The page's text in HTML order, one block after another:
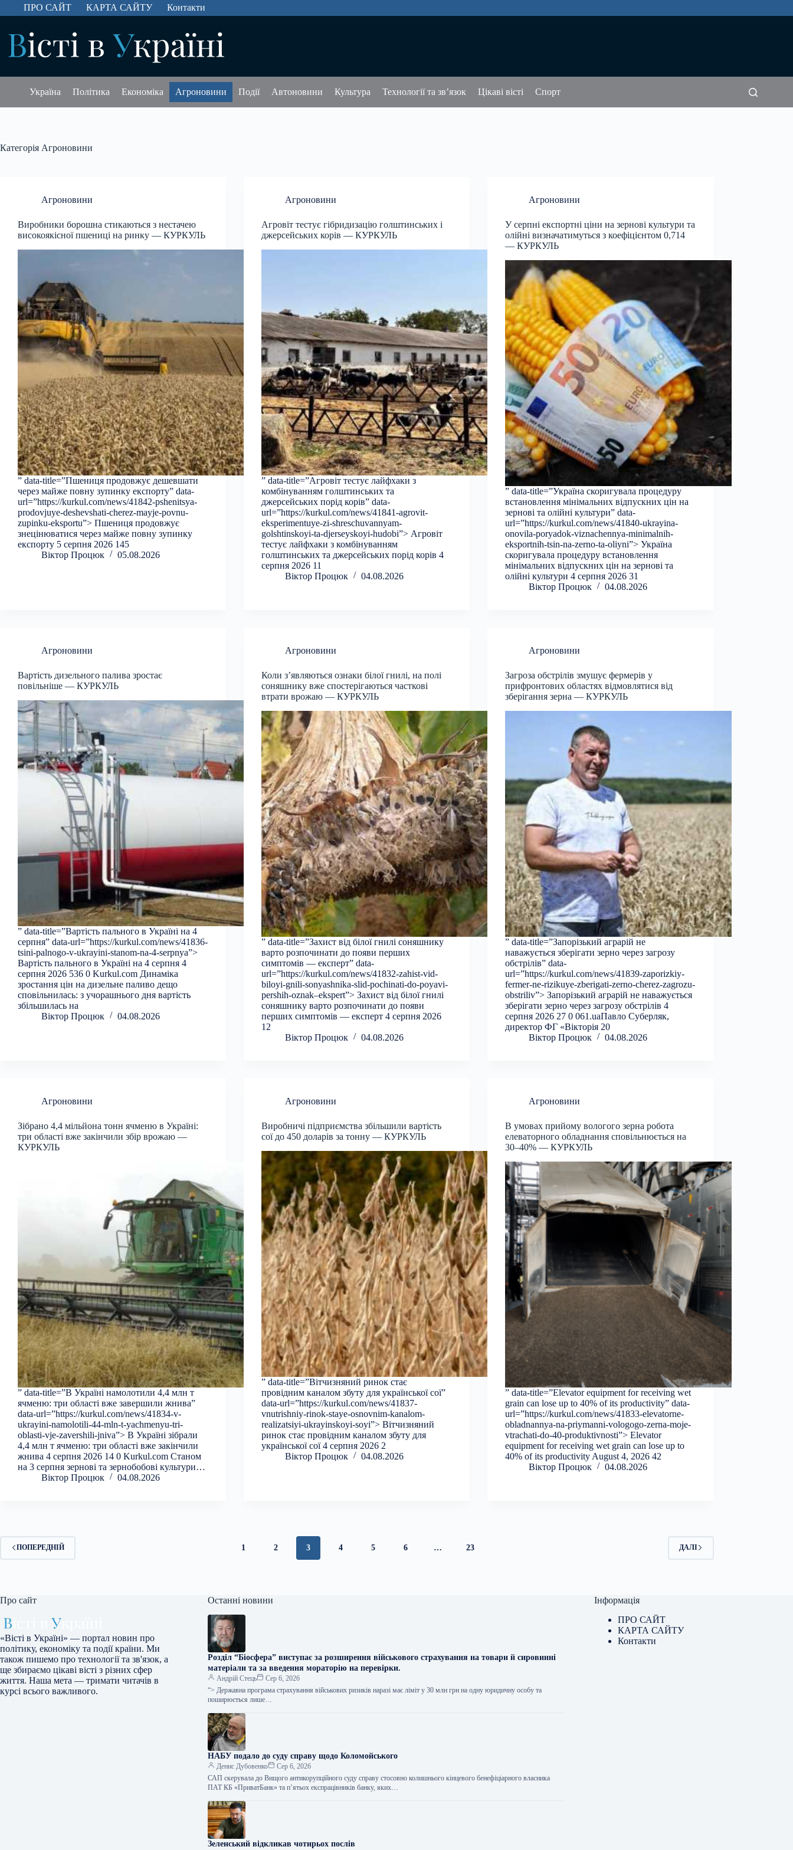
Перейти
до
ПРО САЙТ КАРТА САЙТУ Контакти
Україна Політика Економіка Агроновини Події Автоновини Культура Технології та зв’язок Цікаві вісті Спорт
Категорія Агроновини
Агроновини
Виробники борошна стикаються з нестачею
високоякісної пшениці на ринку — КУРКУЛЬ
” data-title=”Пшениця продовжує дешевшати
через майже повну зупинку експорту” data-
url=”https://kurkul.com/news/41842-pshenitsya-
prodovjuye-deshevshati-cherez-mayje-povnu-
zupinku-eksportu”> Пшениця продовжує
знецінюватися через майже повну зупинку
експорту 5 серпня 2026 145
Віктор Процюк
05.08.2026
Агроновини
Агровіт тестує гібридизацію голштинських і
джерсейських корів — КУРКУЛЬ
” data-title=”Агровіт тестує лайфхаки з
комбінуванням голштинських та
джерсейських порід корів” data-
url=”https://kurkul.com/news/41841-agrovit-
eksperimentuye-zi-shreschuvannyam-
golshtinskoyi-ta-djerseyskoyi-hudobi”> Агровіт
тестує лайфхаки з комбінуванням
голштинських та джерсейських порід корів 4
серпня 2026 11
Віктор Процюк
04.08.2026
Агроновини
У серпні експортні ціни на зернові культури та
олійні визначатимуться з коефіцієнтом 0,714
— КУРКУЛЬ
” data-title=”Україна скоригувала процедуру
встановлення мінімальних відпускних цін на
зернові та олійні культури” data-
url=”https://kurkul.com/news/41840-ukrayina-
onovila-poryadok-viznachennya-minimalnih-
eksportnih-tsin-na-zerno-ta-oliyni”> Україна
скоригувала процедуру встановлення
мінімальних відпускних цін на зернові та
олійні культури 4 серпня 2026 31
Віктор Процюк
04.08.2026
Агроновини
Вартість дизельного палива зростає
повільніше — КУРКУЛЬ
” data-title=”Вартість пального в Україні на 4
серпня” data-url=”https://kurkul.com/news/41836-
tsini-palnogo-v-ukrayini-stanom-na-4-serpnya”>
Вартість пального в Україні на 4 серпня 4
серпня 2026 536 0 Kurkul.com Динаміка
зростання цін на дизельне паливо дещо
сповільнилась: з учорашнього дня вартість
збільшилась на
Віктор Процюк
04.08.2026
Агроновини
Коли з’являються ознаки білої гнилі, на полі
соняшнику вже спостерігаються часткові
втрати врожаю — КУРКУЛЬ
” data-title=”Захист від білої гнилі соняшнику
варто розпочинати до появи перших
симптомів — експерт” data-
url=”https://kurkul.com/news/41832-zahist-vid-
biloyi-gnili-sonyashnika-slid-pochinati-do-poyavi-
pershih-oznak–ekspert”> Захист від білої гнилі
соняшнику варто розпочинати до появи
перших симптомів — експерт 4 серпня 2026
12
Віктор Процюк
04.08.2026
Агроновини
Загроза обстрілів змушує фермерів у
прифронтових областях відмовлятися від
зберігання зерна — КУРКУЛЬ
” data-title=”Запорізький аграрій не
наважується зберігати зерно через загрозу
обстрілів” data-
url=”https://kurkul.com/news/41839-zaporizkiy-
fermer-ne-rizikuye-zberigati-zerno-cherez-zagrozu-
obstriliv”> Запорізький аграрій не наважується
зберігати зерно через загрозу обстрілів 4
серпня 2026 27 0 061.uaПавло Суберляк,
директор ФГ «Вікторія 20
Віктор Процюк
04.08.2026
Агроновини
Зібрано 4,4 мільйона тонн ячменю в Україні:
три області вже закінчили збір врожаю —
КУРКУЛЬ
” data-title=”В Україні намолотили 4,4 млн т
ячменю: три області вже завершили жнива”
data-url=”https://kurkul.com/news/41834-v-
ukrayini-namolotili-44-mln-t-yachmenyu-tri-
oblasti-vje-zavershili-jniva”> В Україні зібрали
4,4 млн т ячменю: три області вже закінчили
жнива 4 серпня 2026 14 0 Kurkul.com Станом
на 3 серпня зернові та зернобобові культури…
Віктор Процюк
04.08.2026
Агроновини
Виробничі підприємства збільшили вартість
сої до 450 доларів за тонну — КУРКУЛЬ
” data-title=”Вітчизняний ринок стає
провідним каналом збуту для української сої”
data-url=”https://kurkul.com/news/41837-
vnutrishniy-rinok-staye-osnovnim-kanalom-
realizatsiyi-ukrayinskoyi-soyi”> Вітчизняний
ринок стає провідним каналом збуту для
української сої 4 серпня 2026 2
Віктор Процюк
04.08.2026
Агроновини
В умовах прийому вологого зерна робота
елеваторного обладнання сповільнюється на
30–40% — КУРКУЛЬ
” data-title=”Elevator equipment for receiving wet
grain can lose up to 40% of its productivity” data-
url=”https://kurkul.com/news/41833-elevatorne-
obladnannya-na-priymanni-vologogo-zerna-moje-
vtrachati-do-40-produktivnosti”> Elevator
equipment for receiving wet grain can lose up to
40% of its productivity August 4, 2026 42
Віктор Процюк
04.08.2026
ПОПЕРЕДНІЙ 1 2 3 4 5 6 … 23 ДАЛІ
Про сайт
«Вісті в Україні» — портал новин про
політику, економіку та події країни. Ми
також пишемо про технології та зв'язок, а
ще збираємо цікаві вісті з різних сфер
життя. Наша мета — тримати читачів в
курсі всього важливого.
Останні новини
Розділ “Біосфера” виступає за розширення військового страхування на товари й сировинні
матеріали та за введення мораторію на перевірки.
Андрій Стець
Сер 6, 2026
“> Державна програма страхування військових ризиків наразі має ліміт у 30 млн грн на одну юридичну особу та
поширюється лише…
НАБУ подало до суду справу щодо Коломойського
Денис Дубовенко
Сер 6, 2026
САП скерувала до Вищого антикорупційного суду справу стосовно колишнього кінцевого бенефіціарного власника
ПАТ КБ «ПриватБанк» та п’ятьох експрацівників банку, яких…
Зеленський відкликав чотирьох послів
Інформація
ПРО САЙТ
КАРТА САЙТУ
Контакти